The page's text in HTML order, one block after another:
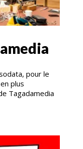
pour le
plus
Tagadamedia